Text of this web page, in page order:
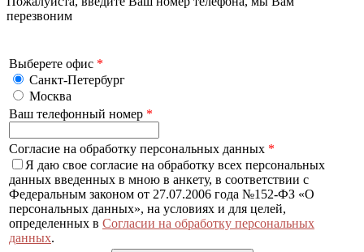
перезвоним
Выберете офис *
Санкт-Петербург
Москва
Ваш телефонный номер *
Согласие на обработку персональных данных *
Я даю свое согласие на обработку всех персональных
данных введенных в мною в анкету, в соответствии с
Федеральным законом от 27.07.2006 года №152-ФЗ «О
персональных данных», на условиях и для целей,
определенных в Согласии на обработку персональных
данных.